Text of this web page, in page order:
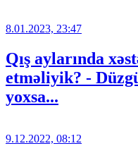
8.01.2023, 23:47
Qış aylarında
etməliyik? -
yoxsa...
9.12.2022, 08:12